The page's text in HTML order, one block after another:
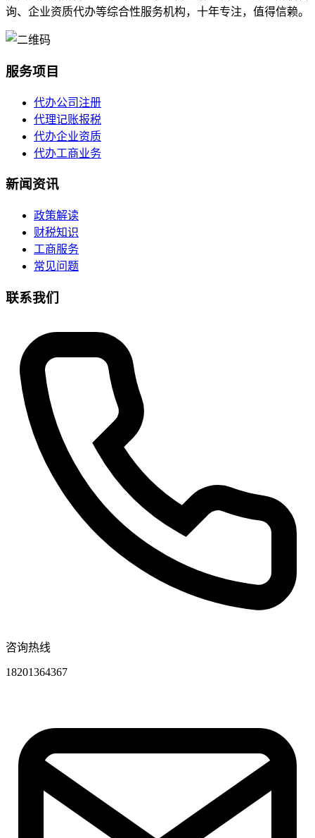
询、企业资质代办等综合性服务机构，十年专注，值得信赖。
服务项目
代办公司注册
代理记账报税
代办企业资质
代办工商业务
新闻资讯
政策解读
财税知识
工商服务
常见问题
联系我们
咨询热线
18201364367